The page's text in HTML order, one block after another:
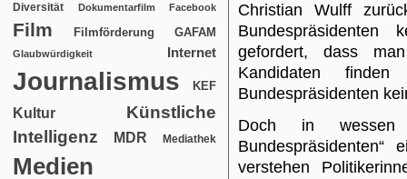
Diversität Dokumentarfilm Facebook
Film Filmförderung GAFAM
Glaubwürdigkeit Internet
Journalismus KEF
Kultur
Künstliche
Intelligenz
MDR Mediathek
Medien
Christian Wulff
gefordert, dass
Kandidaten
Bundespräsidenten
Doch in
verstehen